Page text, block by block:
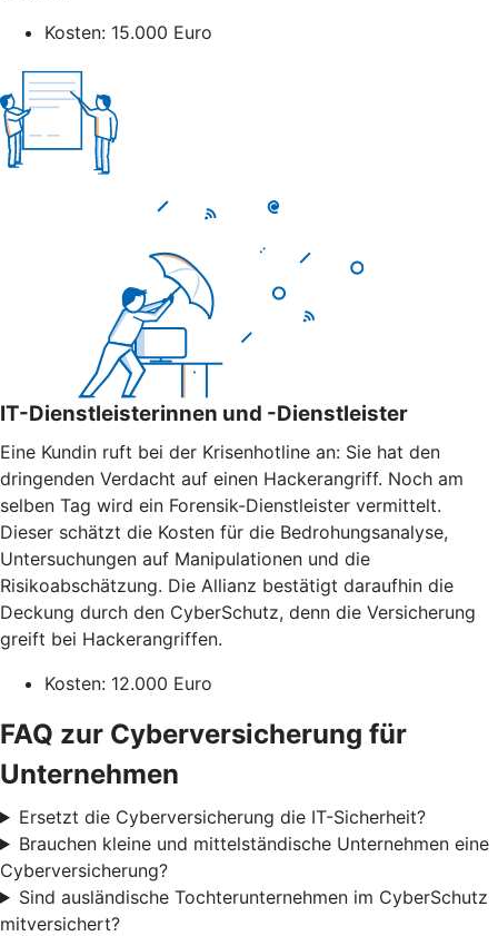
Kosten: 15.000 Euro
IT-Dienstleisterinnen und -Dienstleister
Eine Kundin ruft bei der Krisenhotline an: Sie hat den
dringenden Verdacht auf einen Hackerangriff. Noch am
selben Tag wird ein Forensik-Dienstleister vermittelt.
Dieser schätzt die Kosten für die Bedrohungsanalyse,
Untersuchungen auf Manipulationen und die
Risikoabschätzung. Die Allianz bestätigt daraufhin die
Deckung durch den CyberSchutz, denn die Versicherung
greift bei Hackerangriffen.
Kosten: 12.000 Euro
FAQ zur Cyberversicherung für
Unternehmen
Ersetzt die Cyberversicherung die IT-Sicherheit?
Brauchen kleine und mittelständische Unternehmen eine
Cyberversicherung?
Sind ausländische Tochterunternehmen im CyberSchutz
mitversichert?